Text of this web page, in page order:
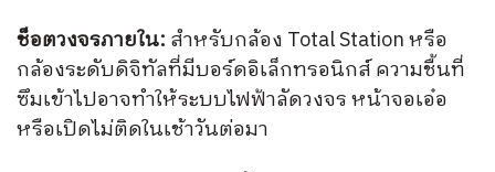
ช็อตวงจรภายใน: สำหรับกล้อง Total Station หรือ
กล้องระดับดิจิทัลที่มีบอร์ดอิเล็กทรอนิกส์ ความชื้นที่
ซึมเข้าไปอาจทำให้ระบบไฟฟ้าลัดวงจร หน้าจอเอ๋อ
หรือเปิดไม่ติดในเช้าวันต่อมา